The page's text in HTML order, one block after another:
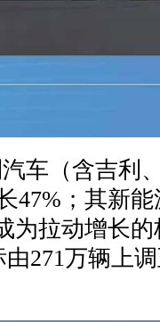
车（含吉利
47%；其新
为拉动增长
271万辆上